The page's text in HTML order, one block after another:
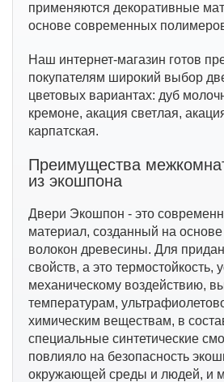
применяются декоративные
основе современных
Наш интернет-магазин готов
покупателям широкий выбор
цветовых вариантах: дуб
кремоне, акация светлая,
карпатская.
Преимущества
из экошпона
Двери Экошпон - это
материал, созданный на
волокон древесины. Для
свойств, а это термостойкость,
механическому воздействию,
температурам,
химическим веществам, в
специальные синтетические
повлияло на безопасность
окружающей среды и людей, и